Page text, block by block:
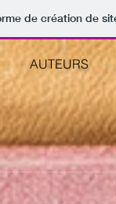
de création de
AUTEURS